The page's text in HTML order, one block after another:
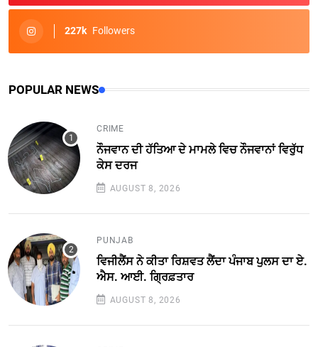
227k Followers
POPULAR NEWS
CRIME
ਨੌਜਵਾਨ ਦੀ ਹੱਤਿਆ ਦੇ ਮਾਮਲੇ ਵਿਚ ਨੌਜਵਾਨਾਂ ਵਿਰੁੱਧ
ਕੇਸ ਦਰਜ
AUGUST 8, 2026
PUNJAB
ਵਿਜੀਲੈਂਸ ਨੇ ਕੀਤਾ ਰਿਸ਼ਵਤ ਲੈਂਦਾ ਪੰਜਾਬ ਪੁਲਸ ਦਾ ਏ.
ਐਸ. ਆਈ. ਗ੍ਰਿਫ਼ਤਾਰ
AUGUST 8, 2026